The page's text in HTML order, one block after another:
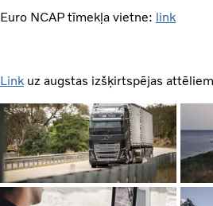
Euro NCAP tīmekļa vietne: link
Link uz augstas izšķirtspējas attēliem